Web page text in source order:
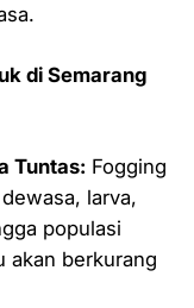
di Semarang
Tuntas: Fogging
larva,
populasi
akan berkurang